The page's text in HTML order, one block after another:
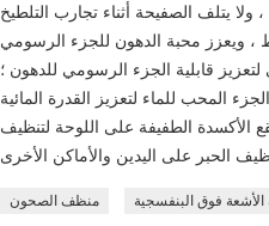
، ويعزز محبة الدهون للجزء الرسومي
قابلية الجزء الرسومي للدهون ؛
المحب للماء لتعزيز القدرة المائية
الأكسدة الطفيفة على اللوحة لتنظيف
منظف ​​الصحون فوق البنفسجية